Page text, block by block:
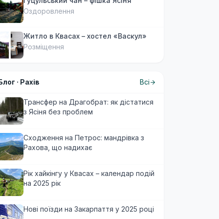
Оздоровлення
Житло в Квасах – хостел «Васкул»
Розміщення
· Рахів Всі
Трансфер на Драгобрат: як дістатися
з Ясіня без проблем
Сходження на Петрос: мандрівка з
Рахова, що надихає
Рік хайкінгу у Квасах – календар подій
на 2025 рік
Нові поїзди на Закарпаття у 2025 році